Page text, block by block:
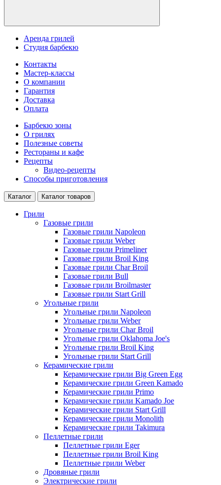
Аренда грилей
Студия барбекю
Контакты
Мастер-классы
О компании
Гарантия
Доставка
Оплата
Барбекю зоны
О грилях
Полезные советы
Рестораны и кафе
Рецепты
Видео-рецепты
Способы приготовления
Каталог Каталог товаров
Грили
Газовые грили
Газовые грили Napoleon
Газовые грили Weber
Газовые грили Primeliner
Газовые грили Broil King
Газовые грили Char Broil
Газовые грили Bull
Газовые грили Broilmaster
Газовые грили Start Grill
Угольные грили
Угольные грили Napoleon
Угольные грили Weber
Угольные грили Char Broil
Угольные грили Oklahoma Joe's
Угольные грили Broil King
Угольные грили Start Grill
Керамические грили
Керамические грили Big Green Egg
Керамические грили Green Kamado
Керамические грили Primo
Керамические грили Kamado Joe
Керамические грили Start Grill
Керамические грили Monolith
Керамические грили Takimura
Пеллетные грили
Пеллетные грили Eger
Пеллетные грили Broil King
Пеллетные грили Weber
Дровяные грили
Электрические грили